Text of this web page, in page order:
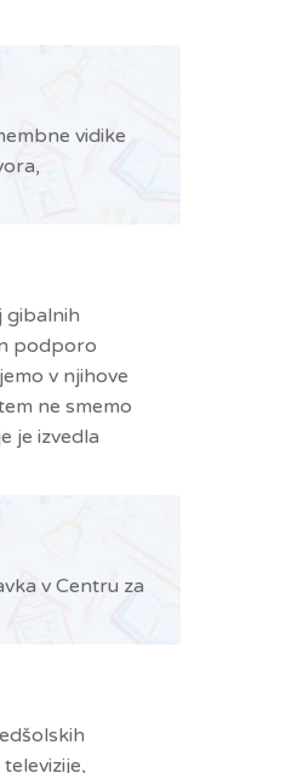
vidike
gibalnih
podporo
v njihove
ne smemo
je izvedla
v Centru za